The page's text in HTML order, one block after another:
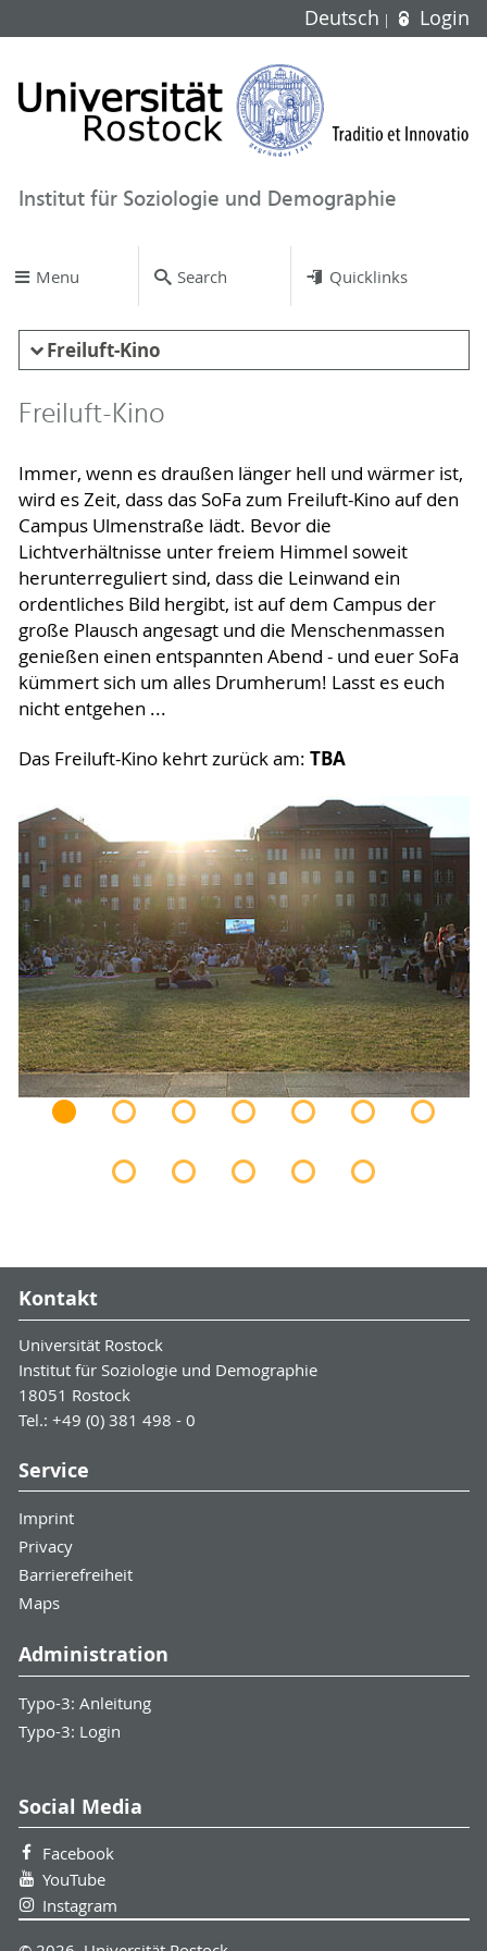
Deutsch Login
Institut für Soziologie und Demographie
Menu Search Quicklinks
Freiluft-Kino
Freiluft-Kino
Immer, wenn es draußen länger hell und wärmer ist,
wird es Zeit, dass das SoFa zum Freiluft-Kino auf den
Campus Ulmenstraße lädt. Bevor die
Lichtverhältnisse unter freiem Himmel soweit
herunterreguliert sind, dass die Leinwand ein
ordentliches Bild hergibt, ist auf dem Campus der
große Plausch angesagt und die Menschenmassen
genießen einen entspannten Abend - und euer SoFa
kümmert sich um alles Drumherum! Lasst es euch
nicht entgehen ...
Das Freiluft-Kino kehrt zurück am: TBA
Kontakt
Universität Rostock
Institut für Soziologie und Demographie
18051 Rostock
Tel.: +49 (0) 381 498 - 0
Service
Imprint
Privacy
Barrierefreiheit
Maps
Administration
Typo-3: Anleitung
Typo-3: Login
Social Media
Facebook
YouTube
Instagram